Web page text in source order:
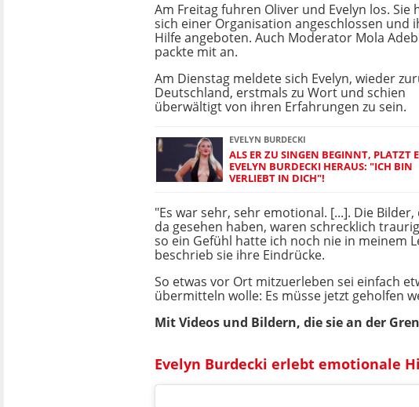
Am Freitag fuhren Oliver und Evelyn los. Sie
sich einer Organisation angeschlossen und
Hilfe angeboten. Auch Moderator Mola
packte mit an.
Am Dienstag meldete sich Evelyn, wieder
Deutschland, erstmals zu Wort und schien
überwältigt von ihren Erfahrungen zu sein.
EVELYN BURDECKI
ALS ER ZU SINGEN BEGINNT, PLATZT
EVELYN BURDECKI HERAUS: "ICH BIN
VERLIEBT IN DICH"!
"Es war sehr, sehr emotional. [...]. Die Bilder,
da gesehen haben, waren schrecklich
so ein Gefühl hatte ich noch nie in meinem
beschrieb sie ihre Eindrücke.
So etwas vor Ort mitzuerleben sei einfach
übermitteln wolle: Es müsse jetzt geholfen
Mit Videos und Bildern, die sie an der
Evelyn Burdecki erlebt emotionale